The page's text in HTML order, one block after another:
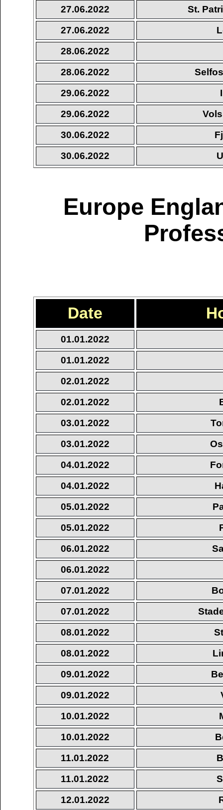
27.06.2022
St.
27.06.2022
28.06.2022
28.06.2022
29.06.2022
29.06.2022
30.06.2022
30.06.2022
Europe
Date
01.01.2022
01.01.2022
02.01.2022
02.01.2022
03.01.2022
03.01.2022
04.01.2022
04.01.2022
05.01.2022
05.01.2022
06.01.2022
06.01.2022
07.01.2022
07.01.2022
08.01.2022
08.01.2022
09.01.2022
09.01.2022
10.01.2022
10.01.2022
11.01.2022
11.01.2022
12.01.2022